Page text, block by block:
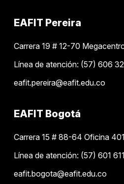
EAFIT Pereira
Carrera 19 # 12-70
Línea de atención: (57) 606
eafit.pereira@eafit.edu.co
EAFIT Bogotá
Carrera 15 # 88-64 Oficina 401
Línea de atención: (57) 601
eafit.bogota@eafit.edu.co